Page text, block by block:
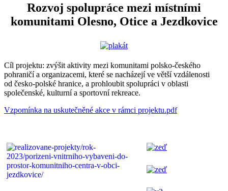
Rozvoj spolupráce mezi místními
komunitami Olesno, Otice a Jezdkovice
Cíl projektu: zvýšit aktivity mezi komunitami polsko-českého
pohraničí a organizacemi, které se nacházejí ve větší vzdálenosti
od česko-polské hranice, a prohloubit spolupráci v oblasti
společenské, kulturní a sportovní rekreace.
Vzpomínka na uskutečněné akce v rámci projektu.pdf